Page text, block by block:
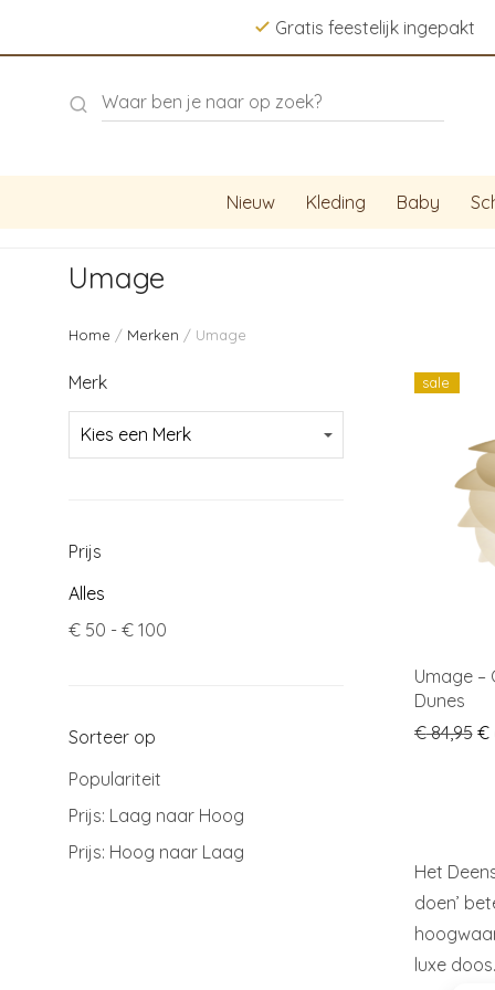
Gratis feestelijk ingepakt
Nieuw Kleding Baby
Umage
Home / Merken / Umage
Merk
Prijs
Alles
€ 50 - € 100
Sorteer op
Populariteit
Prijs: Laag naar Hoog
Prijs: Hoog naar Laag
sale
Umage –
Dunes
€84,95 €
Het
doen’
luxe